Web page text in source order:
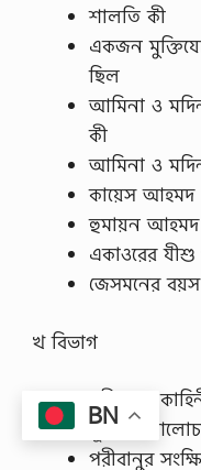
শালতি কী
একজন
ছিল
আমিনা ও
কী
আমিনা ও
কায়েস
হুমায়ন
একাওরের যীশু
জেসমনের
খ বিভাগ
পরীবানুর
ভূমিকা
পরীবানুর
BN